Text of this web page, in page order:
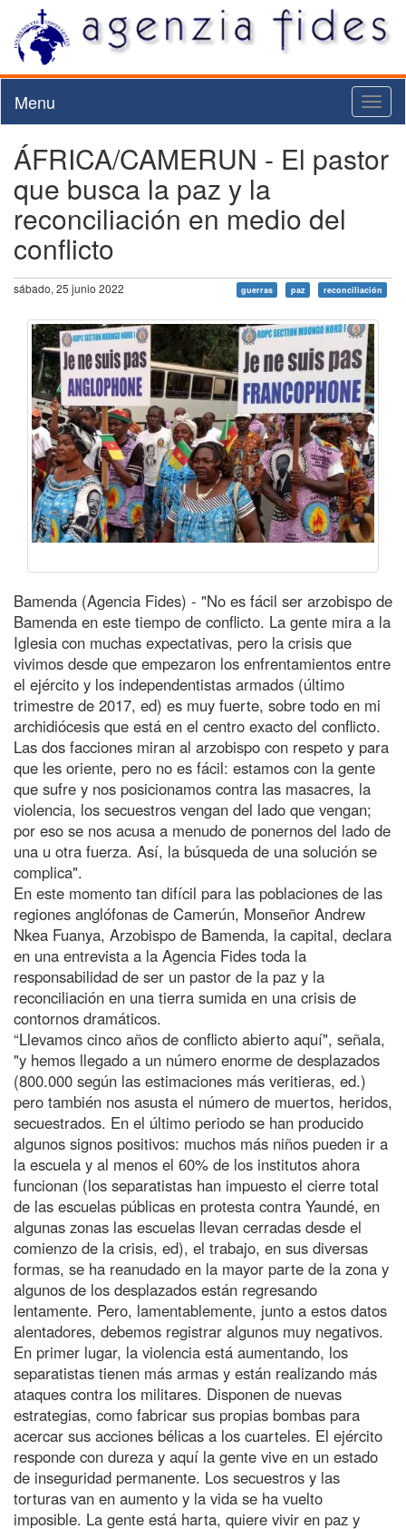
Menu
ÁFRICA/CAMERUN - El pastor
que busca la paz y la
reconciliación en medio del
conflicto
sábado, 25 junio 2022 guerras paz reconciliación
Bamenda (Agencia Fides) - "No es fácil ser arzobispo de
Bamenda en este tiempo de conflicto. La gente mira a la
Iglesia con muchas expectativas, pero la crisis que
vivimos desde que empezaron los enfrentamientos entre
el ejército y los independentistas armados (último
trimestre de 2017, ed) es muy fuerte, sobre todo en mi
archidiócesis que está en el centro exacto del conflicto.
Las dos facciones miran al arzobispo con respeto y para
que les oriente, pero no es fácil: estamos con la gente
que sufre y nos posicionamos contra las masacres, la
violencia, los secuestros vengan del lado que vengan;
por eso se nos acusa a menudo de ponernos del lado de
una u otra fuerza. Así, la búsqueda de una solución se
complica".
En este momento tan difícil para las poblaciones de las
regiones anglófonas de Camerún, Monseñor Andrew
Nkea Fuanya, Arzobispo de Bamenda, la capital, declara
en una entrevista a la Agencia Fides toda la
responsabilidad de ser un pastor de la paz y la
reconciliación en una tierra sumida en una crisis de
contornos dramáticos.
“Llevamos cinco años de conflicto abierto aquí", señala,
"y hemos llegado a un número enorme de desplazados
(800.000 según las estimaciones más veritieras, ed.)
pero también nos asusta el número de muertos, heridos,
secuestrados. En el último periodo se han producido
algunos signos positivos: muchos más niños pueden ir a
la escuela y al menos el 60% de los institutos ahora
funcionan (los separatistas han impuesto el cierre total
de las escuelas públicas en protesta contra Yaundé, en
algunas zonas las escuelas llevan cerradas desde el
comienzo de la crisis, ed), el trabajo, en sus diversas
formas, se ha reanudado en la mayor parte de la zona y
algunos de los desplazados están regresando
lentamente. Pero, lamentablemente, junto a estos datos
alentadores, debemos registrar algunos muy negativos.
En primer lugar, la violencia está aumentando, los
separatistas tienen más armas y están realizando más
ataques contra los militares. Disponen de nuevas
estrategias, como fabricar sus propias bombas para
acercar sus acciones bélicas a los cuarteles. El ejército
responde con dureza y aquí la gente vive en un estado
de inseguridad permanente. Los secuestros y las
torturas van en aumento y la vida se ha vuelto
imposible. La gente está harta, quiere vivir en paz y